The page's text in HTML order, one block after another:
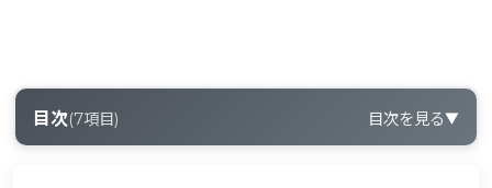
目次(7項目) 目次を見る▼